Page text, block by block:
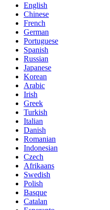
English
Chinese
French
German
Portuguese
Spanish
Russian
Japanese
Korean
Arabic
Irish
Greek
Turkish
Italian
Danish
Romanian
Indonesian
Czech
Afrikaans
Swedish
Polish
Basque
Catalan